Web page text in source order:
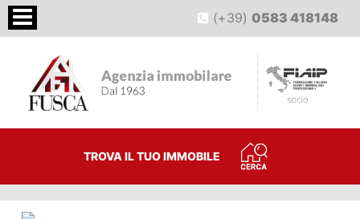
(+39)0583 418148
TROVA IL TUO IMMOBILE